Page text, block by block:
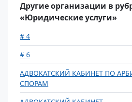
Другие организации в
«Юридические услуги»
# 4
# 6
АДВОКАТСКИЙ КАБИНЕТ ПО
СПОРАМ